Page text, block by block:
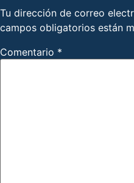
Tu dirección de correo
campos obligatorios están
Comentario *